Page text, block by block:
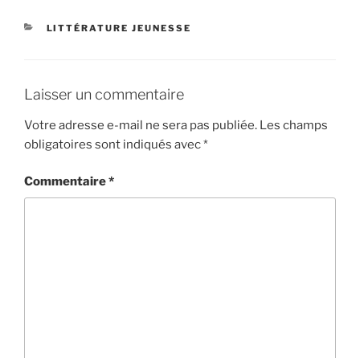
CATÉGORIES
LITTÉRATURE JEUNESSE
Laisser un commentaire
Votre adresse e-mail ne sera pas publiée. Les champs
obligatoires sont indiqués avec*
Commentaire*